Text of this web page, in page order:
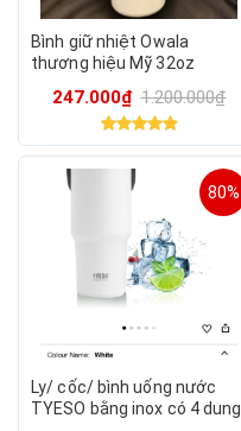
Bình giữ nhiệt Owala
thương hiệu Mỹ 32oz
247.000₫ 1.200.000₫
80%
Ly/ cốc/ bình uống nước
TYESO bằng inox có 4 dung